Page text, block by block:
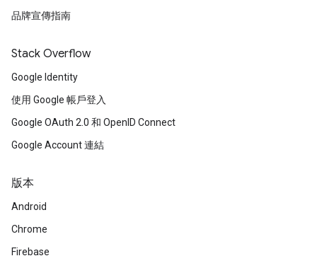
品牌宣傳指南
Stack Overflow
Google Identity
使用 Google 帳戶登入
Google OAuth 2.0 和 OpenID Connect
Google Account 連結
版本
Android
Chrome
Firebase